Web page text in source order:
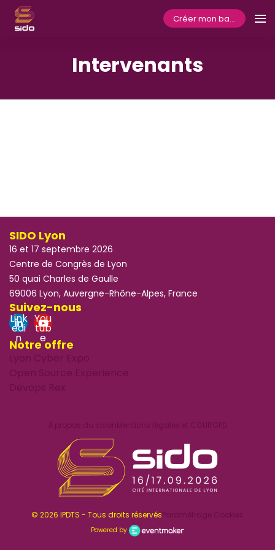
Créer mon badge
Intervenants
SIDO Lyon
16 et 17 septembre 2026
Centre de Congrès de Lyon
50 quai Charles de Gaulle
69006 Lyon, Auvergne-Rhône-Alpes, France
Suivez-nous
Link
edi
n
You
tub
e
Notre offre
Lyon Cyber Expo
Open Source Experience
Devops Rex
À propos du salonMentions légales et CGURGPD
© 2026 IPDTS - Tous droits réservésParamétrage Cookies
Powered by